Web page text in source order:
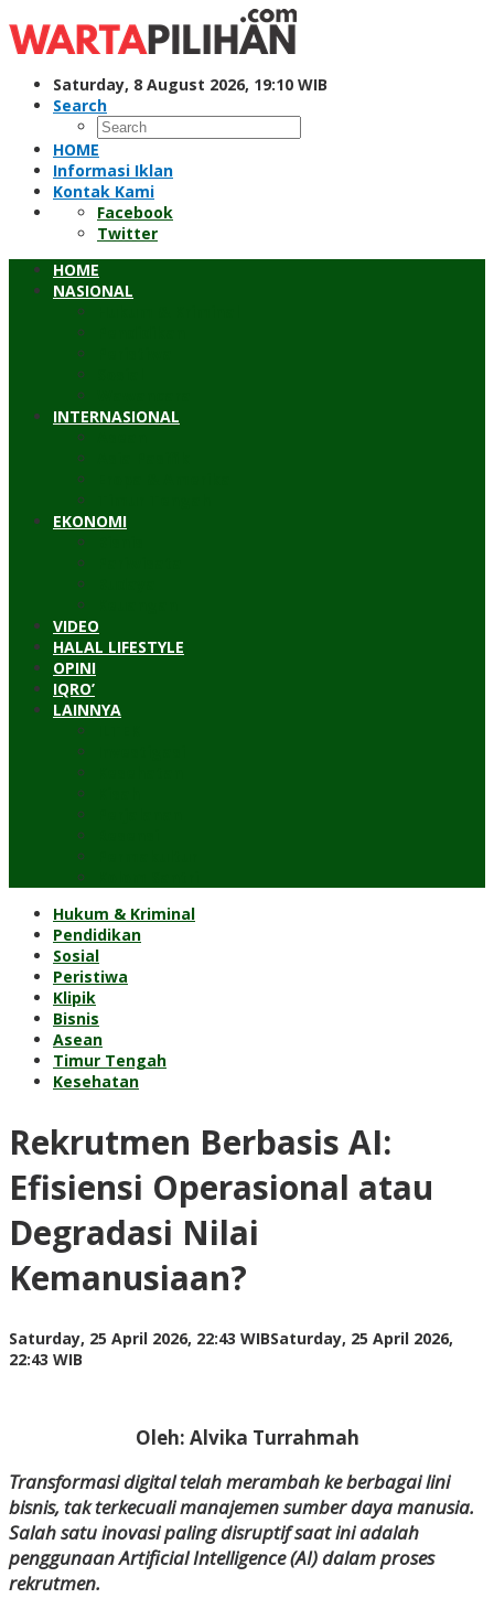
to
content
Saturday, 8 August 2026, 19:10 WIB
Search
HOME
Informasi Iklan
Kontak Kami
Facebook
Twitter
HOME
NASIONAL
INTERNASIONAL
EKONOMI
VIDEO
HALAL LIFESTYLE
OPINI
IQRO’
LAINNYA
Hukum & Kriminal
Pendidikan
Sosial
Peristiwa
Klipik
Bisnis
Asean
Timur Tengah
Kesehatan
Rekrutmen Berbasis AI:
Efisiensi Operasional atau
Degradasi Nilai
Kemanusiaan?
Saturday, 25 April 2026, 22:43 WIBSaturday, 25 April 2026,
22:43 WIB
Oleh: Alvika Turrahmah
Transformasi digital telah merambah ke berbagai lini
bisnis, tak terkecuali manajemen sumber daya manusia.
Salah satu inovasi paling disruptif saat ini adalah
penggunaan Artificial Intelligence (AI) dalam proses
rekrutmen.